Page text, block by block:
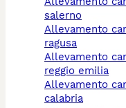
salerno
allevamento cani
ragusa
allevamento cani
reggio emilia
allevamento cani
calabria